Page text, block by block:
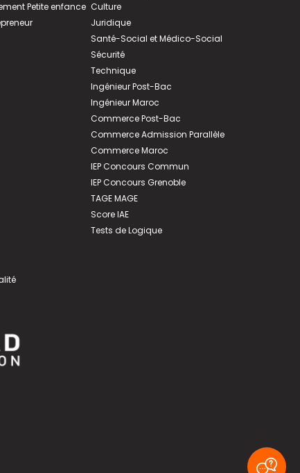
Petite enfance Culture
Juridique
Santé-Social et Médico-Social
Sécurité
Technique
Ingénieur Post-Bac
Ingénieur Maroc
Commerce Post-Bac
Commerce Admission Parallèle
Commerce Maroc
IEP Concours Commun
IEP Concours Grenoble
TAGE MAGE
Score IAE
Tests de Logique